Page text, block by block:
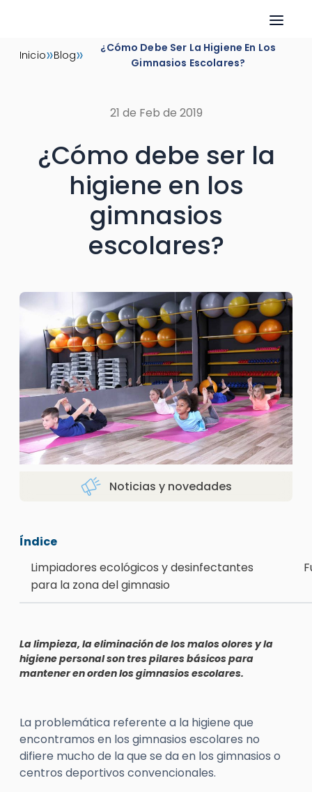
Inicio»Blog»
¿Cómo Debe Ser La Higiene En Los
Gimnasios Escolares?
21 de Feb de 2019
¿Cómo debe ser la
higiene en los
gimnasios
escolares?
Noticias y novedades
Índice
Limpiadores ecológicos y desinfectantes
para la zona del gimnasio
La limpieza, la eliminación de los malos olores y la
higiene personal son tres pilares básicos para
mantener en orden los gimnasios escolares.
La problemática referente a la higiene que
encontramos en los gimnasios escolares no
difiere mucho de la que se da en los gimnasios o
centros deportivos convencionales.